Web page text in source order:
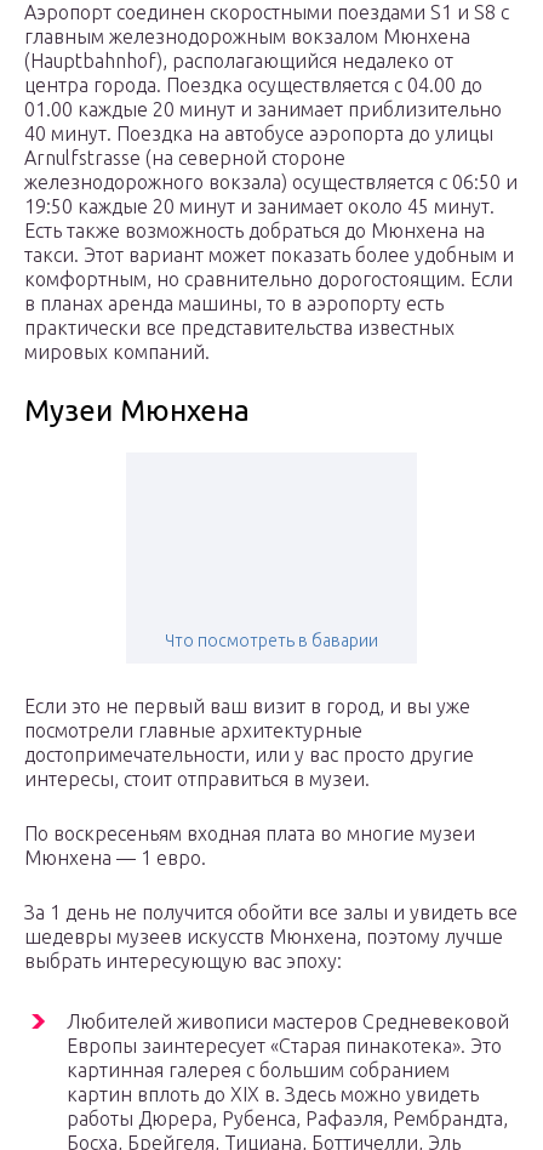
Аэропорт соединен скоростными поездами S1 и S8 с
главным железнодорожным вокзалом Мюнхена
(Hauptbahnhof), располагающийся недалеко от
центра города. Поездка осуществляется с 04.00 до
01.00 каждые 20 минут и занимает приблизительно
40 минут. Поездка на автобусе аэропорта до улицы
Arnulfstrasse (на северной стороне
железнодорожного вокзала) осуществляется с 06:50 и
19:50 каждые 20 минут и занимает около 45 минут.
Есть также возможность добраться до Мюнхена на
такси. Этот вариант может показать более удобным и
комфортным, но сравнительно дорогостоящим. Если
в планах аренда машины, то в аэропорту есть
практически все представительства известных
мировых компаний.
Музеи Мюнхена
Что посмотреть в баварии
Если это не первый ваш визит в город, и вы уже
посмотрели главные архитектурные
достопримечательности, или у вас просто другие
интересы, стоит отправиться в музеи.
По воскресеньям входная плата во многие музеи
Мюнхена — 1 евро.
За 1 день не получится обойти все залы и увидеть все
шедевры музеев искусств Мюнхена, поэтому лучше
выбрать интересующую вас эпоху:
Любителей живописи мастеров Средневековой
Европы заинтересует «Старая пинакотека». Это
картинная галерея с большим собранием
картин вплоть до XIX в. Здесь можно увидеть
работы Дюрера, Рубенса, Рафаэля, Рембрандта,
Босха, Брейгеля, Тициана, Боттичелли, Эль